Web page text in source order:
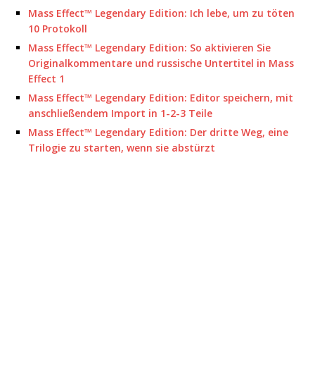
Mass Effect™ Legendary Edition: Ich lebe, um zu töten
10 Protokoll
Mass Effect™ Legendary Edition: So aktivieren Sie
Originalkommentare und russische Untertitel in Mass
Effect 1
Mass Effect™ Legendary Edition: Editor speichern, mit
anschließendem Import in 1-2-3 Teile
Mass Effect™ Legendary Edition: Der dritte Weg, eine
Trilogie zu starten, wenn sie abstürzt